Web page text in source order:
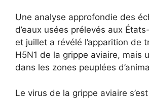
Une analyse approfondie des
d’eaux usées prélevés aux
et juillet a révélé l’apparition de
H5N1 de la grippe aviaire, mais
dans les zones peuplées
Le virus de la grippe aviaire